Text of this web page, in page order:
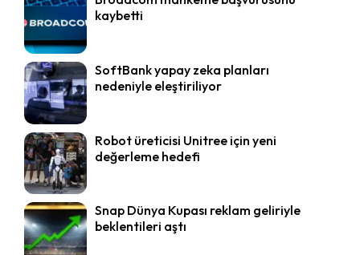
kaybetti
SoftBank yapay zeka planları
nedeniyle eleştiriliyor
Robot üreticisi Unitree için yeni
değerleme hedefi
Snap Dünya Kupası reklam geliriyle
beklentileri aştı